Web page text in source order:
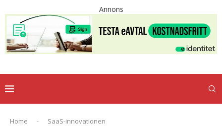
Annons
Home - SaaS-innovationen